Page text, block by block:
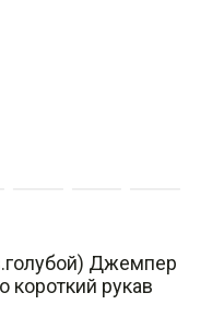
Джемпер
короткий рукав